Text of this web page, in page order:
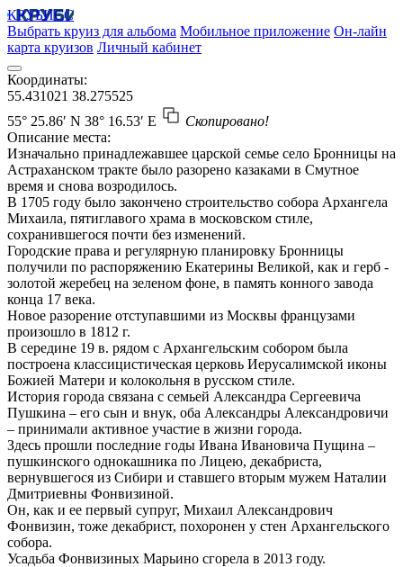
КРУБИСС
Выбрать круиз для альбома Мобильное приложение Он-лайн
карта круизов Личный кабинет
Координаты:
55.431021 38.275525
55° 25.86′ N 38° 16.53′ E
Скопировано!
Описание места:
Изначально принадлежавшее царской семье село Бронницы на
Астраханском тракте было разорено казаками в Смутное
время и снова возродилось.
В 1705 году было закончено строительство собора Архангела
Михаила, пятиглавого храма в московском стиле,
сохранившегося почти без изменений.
Городские права и регулярную планировку Бронницы
получили по распоряжению Екатерины Великой, как и герб -
золотой жеребец на зеленом фоне, в память конного завода
конца 17 века.
Новое разорение отступавшими из Москвы французами
произошло в 1812 г.
В середине 19 в. рядом с Архангельским собором была
построена классицистическая церковь Иерусалимской иконы
Божией Матери и колокольня в русском стиле.
История города связана с семьей Александра Сергеевича
Пушкина – его сын и внук, оба Александры Александровичи
– принимали активное участие в жизни города.
Здесь прошли последние годы Ивана Ивановича Пущина –
пушкинского однокашника по Лицею, декабриста,
вернувшегося из Сибири и ставшего вторым мужем Наталии
Дмитриевны Фонвизиной.
Он, как и ее первый супруг, Михаил Александрович
Фонвизин, тоже декабрист, похоронен у стен Архангельского
собора.
Усадьба Фонвизиных Марьино сгорела в 2013 году.